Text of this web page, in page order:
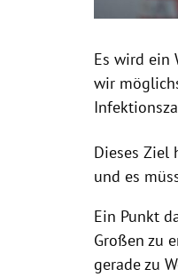
Es wird ein
wir
Dieses Ziel
und es
Ein Punkt
Großen zu
gerade zu